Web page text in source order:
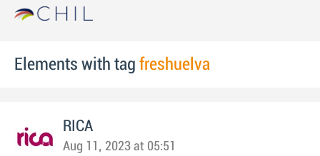
Elements with tag freshuelva
RICA
Aug 11, 2023 at 05:51